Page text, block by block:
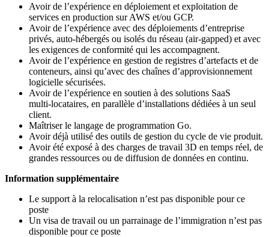
Avoir de l’expérience en déploiement et exploitation de
services en production sur AWS et/ou GCP.
Avoir de l’expérience avec des déploiements d’entreprise
privés, auto‑hébergés ou isolés du réseau (air‑gapped) et avec
les exigences de conformité qui les accompagnent.
Avoir de l’expérience en gestion de registres d’artefacts et de
conteneurs, ainsi qu’avec des chaînes d’approvisionnement
logicielle sécurisées.
Avoir de l’expérience en soutien à des solutions SaaS
multi‑locataires, en parallèle d’installations dédiées à un seul
client.
Maîtriser le langage de programmation Go.
Avoir déjà utilisé des outils de gestion du cycle de vie produit.
Avoir été exposé à des charges de travail 3D en temps réel, de
grandes ressources ou de diffusion de données en continu.
Information supplémentaire
Le support à la relocalisation n’est pas disponible pour ce
poste
Un visa de travail ou un parrainage de l’immigration n’est pas
disponible pour ce poste